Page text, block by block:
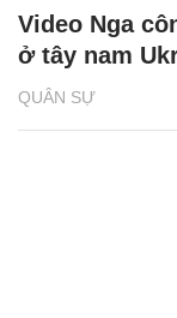
QUÂN SỰ
Video Nga
ở tây nam